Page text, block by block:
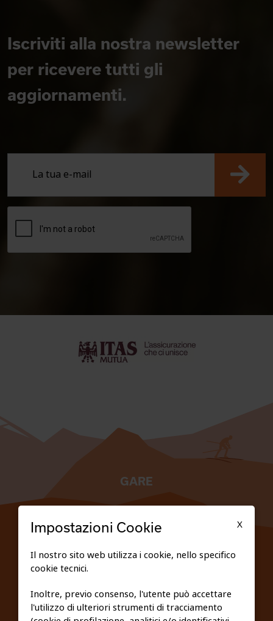
Iscriviti alla nostra newsletter
per ricevere tutti gli
aggiornamenti.
GARE
PRIVACY E COOKIE POLICY
X
Impostazioni Cookie
Il nostro sito web utilizza i cookie, nello specifico
cookie tecnici.
Inoltre, previo consenso, l'utente può accettare
l'utilizzo di ulteriori strumenti di tracciamento